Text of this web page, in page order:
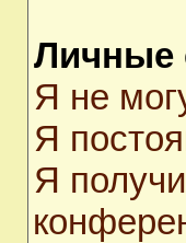
Личные
Я не
Я
Я